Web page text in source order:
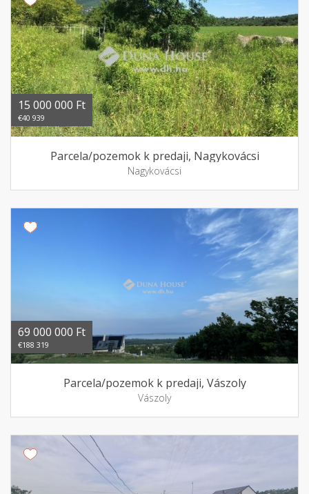
15 000 000 Ft
€40 939
Parcela/pozemok k predaji, Nagykovácsi
Nagykovácsi
69 000 000 Ft
€188 319
Parcela/pozemok k predaji, Vászoly
Vászoly